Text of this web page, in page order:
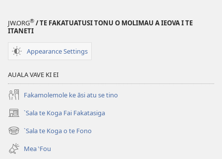
JW.ORG® / TE FAKATUATUSI TONU O MOLIMAU A IEOVA I TE
ITANETI
Appearance Settings
AUALA VAVE KI EI
Fakamolemole ke āsi atu se tino
`Sala te Koga Fai Fakatasiga
(opens
new
window)
`Sala te Koga o te Fono
(opens
new
window)
Mea ‵Fou